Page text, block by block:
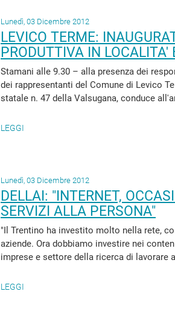
Lunedì, 03 Dicembre 2012
LEVICO TERME:
PRODUTTIVA IN LOCALITA'
Stamani alle 9.30 – alla presenza dei
dei rappresentanti del Comune di Levico
statale n. 47 della Valsugana, conduce
LEGGI
Lunedì, 03 Dicembre 2012
DELLAI: "INTERNET,
SERVIZI ALLA PERSONA"
"Il Trentino ha investito molto nella rete,
aziende. Ora dobbiamo investire nei
imprese e settore della ricerca di lavorare
LEGGI